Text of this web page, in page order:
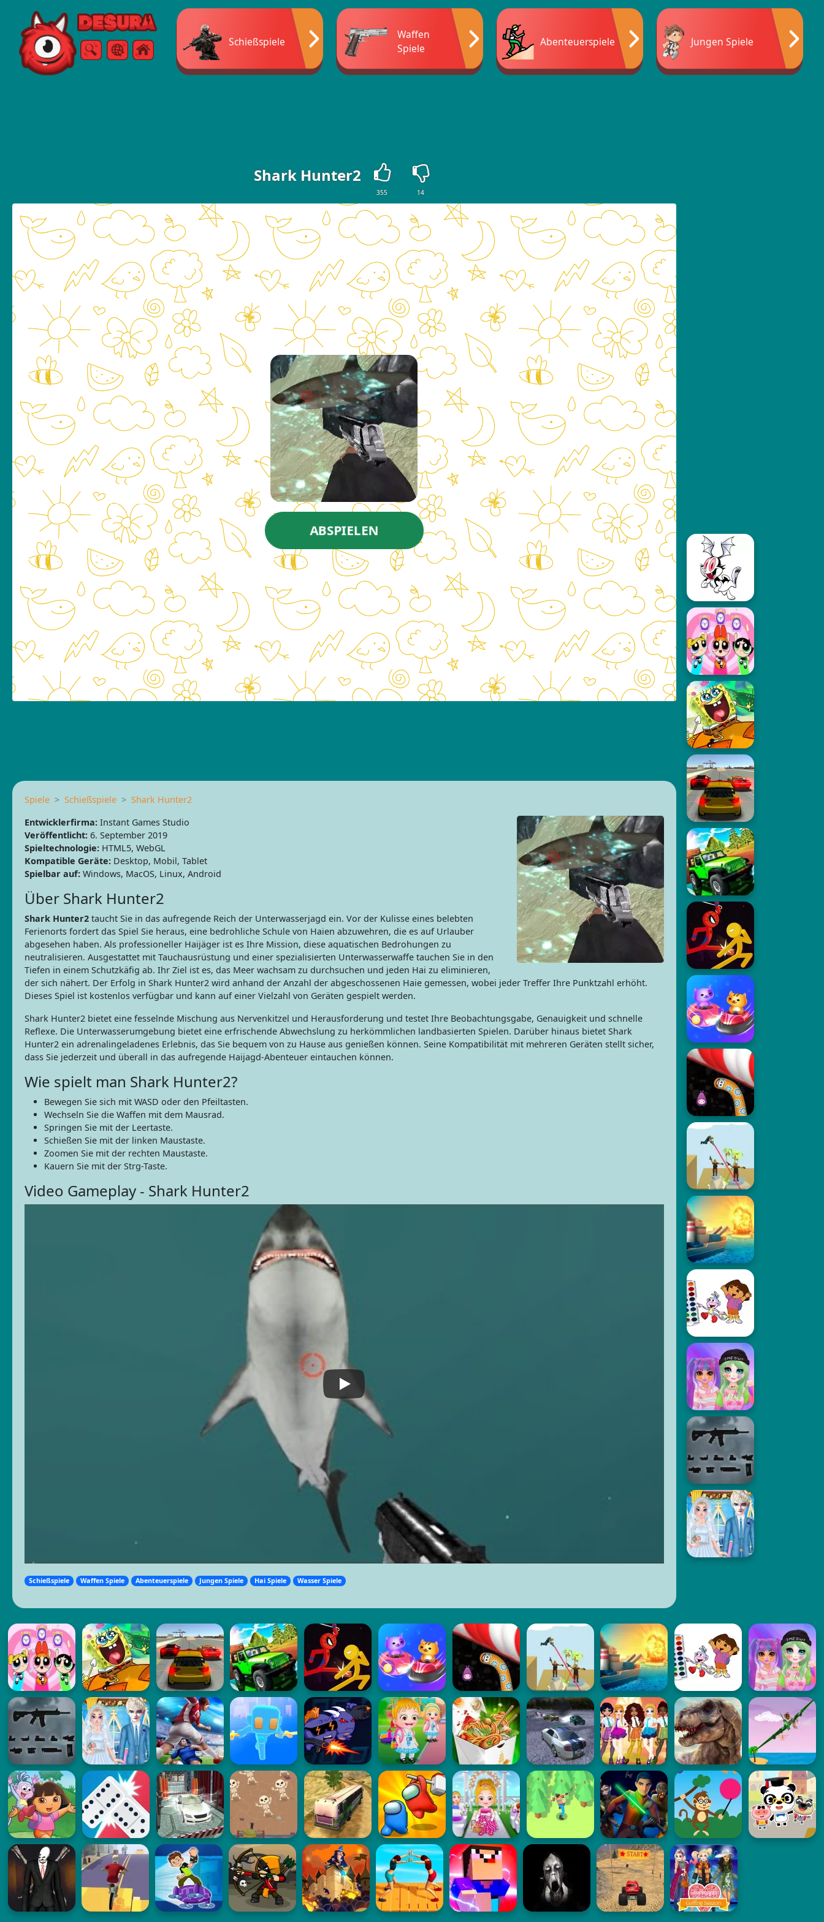
Free Online Games
SucheSpeisekarte
Schießspiele
Waffen
Spiele
Abenteuerspiele Jungen Spiele
Shark Hunter2
355 14
ABSPIELEN
Spiele Schießspiele
Shark Hunter2
Entwicklerfirma: Instant Games Studio
Veröffentlicht: 6. September 2019
Spieltechnologie: HTML5, WebGL
Kompatible Geräte: Desktop, Mobil, Tablet
Spielbar auf: Windows, MacOS, Linux, Android
Über Shark Hunter2
Shark Hunter2 taucht Sie in das aufregende Reich der Unterwasserjagd ein. Vor der Kulisse eines belebten
Ferienorts fordert das Spiel Sie heraus, eine bedrohliche Schule von Haien abzuwehren, die es auf Urlauber
abgesehen haben. Als professioneller Haijäger ist es Ihre Mission, diese aquatischen Bedrohungen zu
neutralisieren. Ausgestattet mit Tauchausrüstung und einer spezialisierten Unterwasserwaffe tauchen Sie in den
Tiefen in einem Schutzkäfig ab. Ihr Ziel ist es, das Meer wachsam zu durchsuchen und jeden Hai zu eliminieren,
der sich nähert. Der Erfolg in Shark Hunter2 wird anhand der Anzahl der abgeschossenen Haie gemessen, wobei jeder Treffer Ihre Punktzahl erhöht.
Dieses Spiel ist kostenlos verfügbar und kann auf einer Vielzahl von Geräten gespielt werden.
Shark Hunter2 bietet eine fesselnde Mischung aus Nervenkitzel und Herausforderung und testet Ihre Beobachtungsgabe, Genauigkeit und schnelle
Reflexe. Die Unterwasserumgebung bietet eine erfrischende Abwechslung zu herkömmlichen landbasierten Spielen. Darüber hinaus bietet Shark
Hunter2 ein adrenalingeladenes Erlebnis, das Sie bequem von zu Hause aus genießen können. Seine Kompatibilität mit mehreren Geräten stellt sicher,
dass Sie jederzeit und überall in das aufregende Haijagd-Abenteuer eintauchen können.
Wie spielt man Shark Hunter2?
Bewegen Sie sich mit WASD oder den Pfeiltasten.
Wechseln Sie die Waffen mit dem Mausrad.
Springen Sie mit der Leertaste.
Schießen Sie mit der linken Maustaste.
Zoomen Sie mit der rechten Maustaste.
Kauern Sie mit der Strg-Taste.
Video Gameplay - Shark Hunter2
Schießspiele Waffen Spiele Abenteuerspiele Jungen Spiele Hai Spiele Wasser Spiele